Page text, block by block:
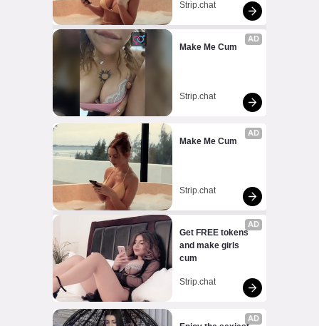
Strip.chat
AD
Make Me Cum
Strip.chat
AD
Make Me Cum
Strip.chat
AD
Get FREE tokens
and make girls
cum
Strip.chat
AD